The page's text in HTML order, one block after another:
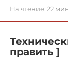
На чтение: 22 мин
править ]